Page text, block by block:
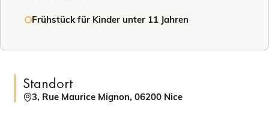
Frühstück für Kinder unter 11 Jahren
Standort
3, Rue Maurice Mignon, 06200 Nice